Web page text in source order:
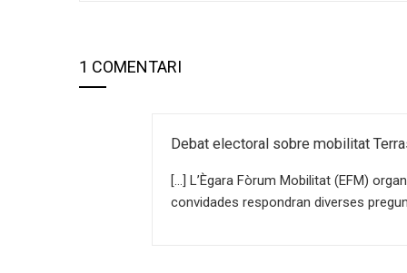
1 COMENTARI
Debat electoral sobre mobilitat
[…] L’Ègara Fòrum Mobilitat (EFM)
convidades respondran diverses